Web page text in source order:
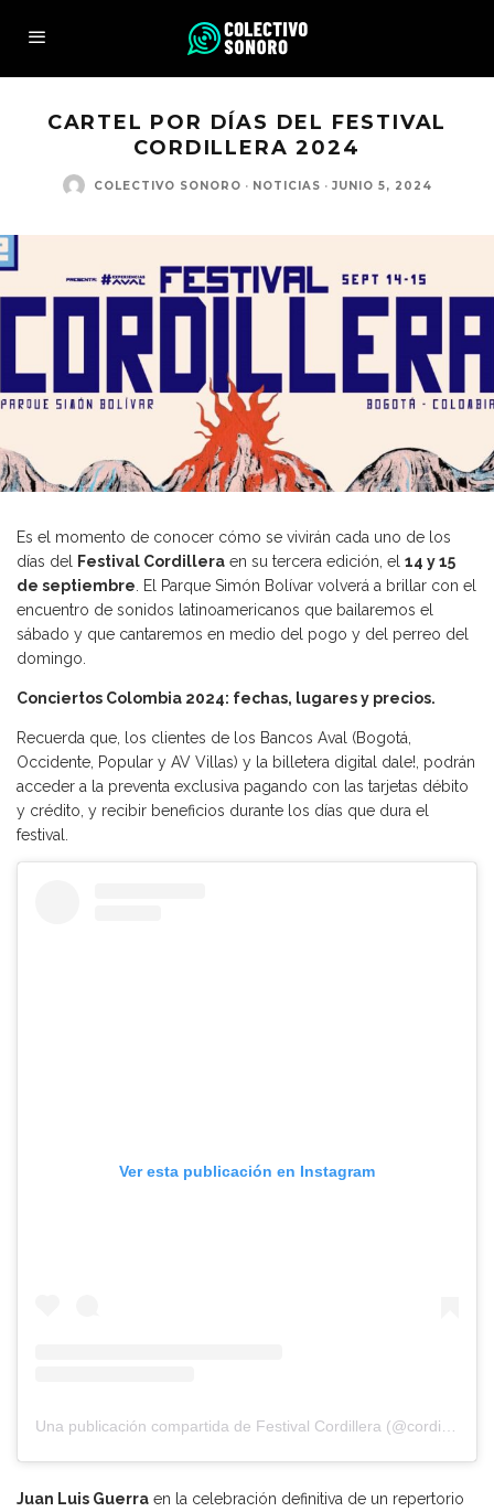
CARTEL POR DÍAS DEL FESTIVAL
CORDILLERA 2024
COLECTIVO SONORO · NOTICIAS · JUNIO 5, 2024
Es el momento de conocer cómo se vivirán cada uno de los
días del Festival Cordillera en su tercera edición, el 14 y 15
de septiembre . El Parque Simón Bolívar volverá a brillar con el
encuentro de sonidos latinoamericanos que bailaremos el
sábado y que cantaremos en medio del pogo y del perreo del
domingo.
Conciertos Colombia 2024: fechas, lugares y precios.
Recuerda que, los clientes de los Bancos Aval (Bogotá,
Occidente, Popular y AV Villas) y la billetera digital dale!, podrán
acceder a la preventa exclusiva pagando con las tarjetas débito
y crédito, y recibir beneficios durante los días que dura el
festival.
Ver esta publicación en Instagram
Juan Luis Guerra en la celebración definitiva de un repertorio